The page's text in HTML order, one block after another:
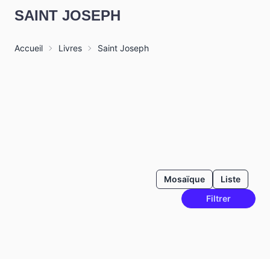
SAINT JOSEPH
Accueil Livres Saint Joseph
Filtrer
Mosaïque Liste